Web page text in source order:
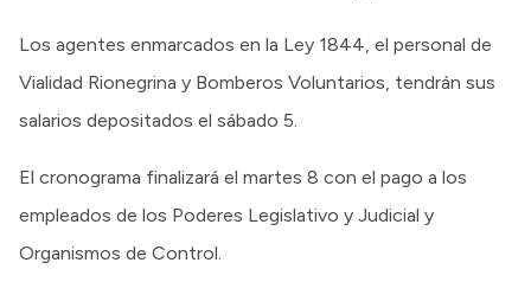
Los agentes enmarcados en la Ley 1844, el personal de
Vialidad Rionegrina y Bomberos Voluntarios, tendrán sus
salarios depositados el sábado 5.
El cronograma finalizará el martes 8 con el pago a los
empleados de los Poderes Legislativo y Judicial y
Organismos de Control.